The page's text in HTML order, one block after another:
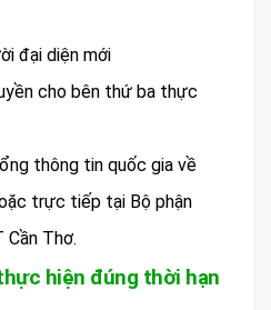
đại diện mới
cho bên thứ ba thực
thông tin quốc gia về
trực tiếp tại Bộ phận
Thơ.
hiện đúng thời hạn